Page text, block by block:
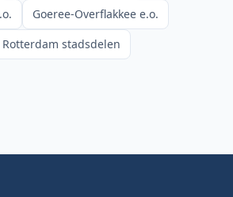
Goeree-Overflakkee e.o.
Rotterdam stadsdelen